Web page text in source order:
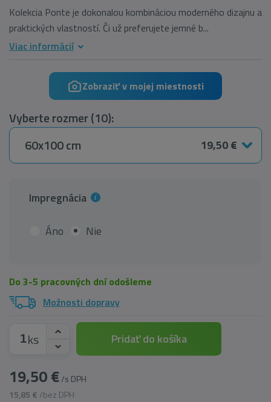
Kolekcia Ponte je dokonalou kombináciou moderného dizajnu a
praktických vlastností. Či už preferujete jemné b...
Viac informácií
Zobraziť v mojej miestnosti
Vyberte rozmer (10):
60x100 cm
19,50 €
Impregnácia
Áno Nie
Do 3-5 pracovných dní odošleme
Možnosti dopravy
ks
19,50 €/s DPH
15,85 € /bez DPH
Pridať do košíka